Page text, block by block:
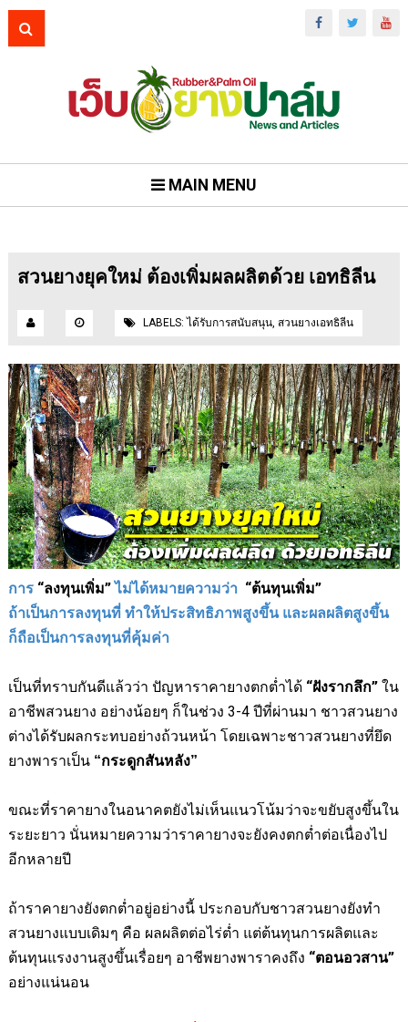
MAIN MENU
สวนยางยุคใหม่ ต้องเพิ่มผลผลิตด้วย เอทธิลีน
LABELS: ได้รับการสนับสนุน, สวนยางเอทธิลีน
การ “ลงทุนเพิ่ม” ไม่ได้หมายความว่า “ต้นทุนเพิ่ม”
ถ้าเป็นการลงทุนที่ ทำให้ประสิทธิภาพสูงขึ้น และผลผลิตสูงขึ้น
ก็ถือเป็นการลงทุนที่คุ้มค่า
เป็นที่ทราบกันดีแล้วว่า ปัญหาราคายางตกต่ำได้ “ฝังรากลึก” ใน
อาชีพสวนยาง อย่างน้อยๆ ก็ในช่วง 3-4 ปีที่ผ่านมา ชาวสวนยาง
ต่างได้รับผลกระทบอย่างถ้วนหน้า โดยเฉพาะชาวสวนยางที่ยึด
ยางพาราเป็น “กระดูกสันหลัง”
ขณะที่ราคายางในอนาคตยังไม่เห็นแนวโน้มว่าจะขยับสูงขึ้นใน
ระยะยาว นั่นหมายความว่าราคายางจะยังคงตกต่ำต่อเนื่องไป
อีกหลายปี
ถ้าราคายางยังตกต่ำอยู่อย่างนี้ ประกอบกับชาวสวนยางยังทำ
สวนยางแบบเดิมๆ คือ ผลผลิตต่อไร่ต่ำ แต่ต้นทุนการผลิตและ
ต้นทุนแรงงานสูงขึ้นเรื่อยๆ อาชีพยางพาราคงถึง “ตอนอวสาน”
อย่างแน่นอน